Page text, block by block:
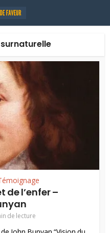
de l’enfer –
de lecture